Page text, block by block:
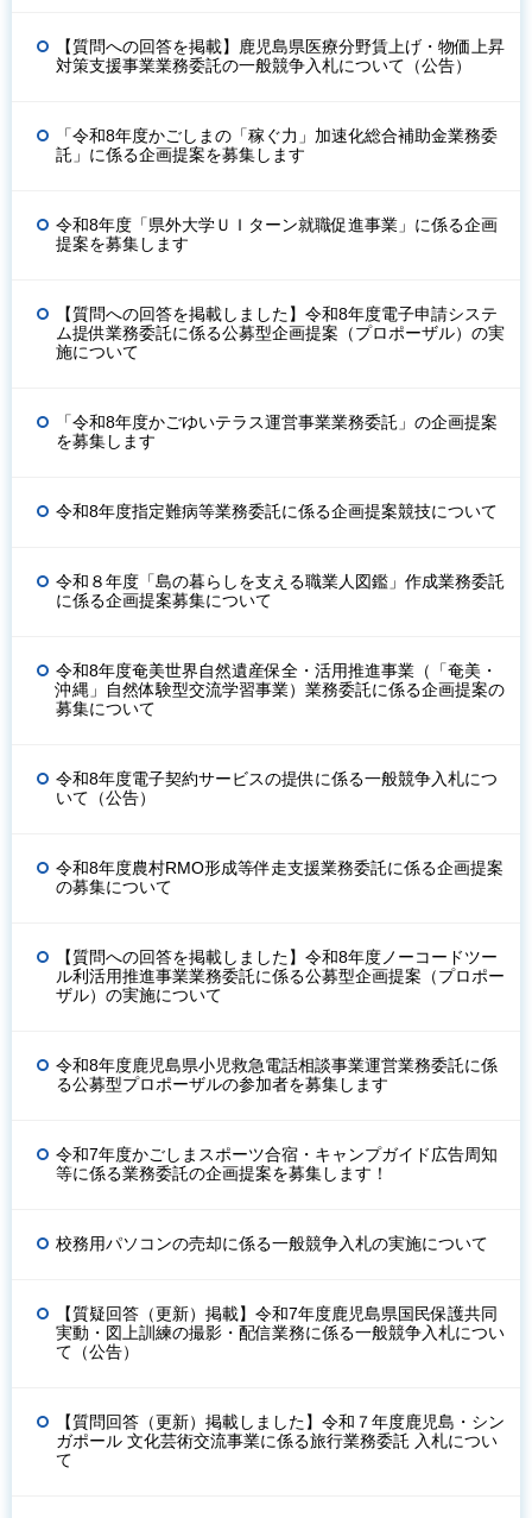
【質問への回答を掲載】鹿児島県医療分野賃上げ・物価上昇
対策支援事業業務委託の一般競争入札について（公告）
「令和8年度かごしまの「稼ぐ力」加速化総合補助金業務委
託」に係る企画提案を募集します
令和8年度「県外大学ＵＩターン就職促進事業」に係る企画
提案を募集します
【質問への回答を掲載しました】令和8年度電子申請システ
ム提供業務委託に係る公募型企画提案（プロポーザル）の実
施について
「令和8年度かごゆいテラス運営事業業務委託」の企画提案
を募集します
令和8年度指定難病等業務委託に係る企画提案競技について
令和８年度「島の暮らしを支える職業人図鑑」作成業務委託
に係る企画提案募集について
令和8年度奄美世界自然遺産保全・活用推進事業（「奄美・
沖縄」自然体験型交流学習事業）業務委託に係る企画提案の
募集について
令和8年度電子契約サービスの提供に係る一般競争入札につ
いて（公告）
令和8年度農村RMO形成等伴走支援業務委託に係る企画提案
の募集について
【質問への回答を掲載しました】令和8年度ノーコードツー
ル利活用推進事業業務委託に係る公募型企画提案（プロポー
ザル）の実施について
令和8年度鹿児島県小児救急電話相談事業運営業務委託に係
る公募型プロポーザルの参加者を募集します
令和7年度かごしまスポーツ合宿・キャンプガイド広告周知
等に係る業務委託の企画提案を募集します！
校務用パソコンの売却に係る一般競争入札の実施について
【質疑回答（更新）掲載】令和7年度鹿児島県国民保護共同
実動・図上訓練の撮影・配信業務に係る一般競争入札につい
て（公告）
【質問回答（更新）掲載しました】令和７年度鹿児島・シン
ガポール 文化芸術交流事業に係る旅行業務委託 入札につい
て